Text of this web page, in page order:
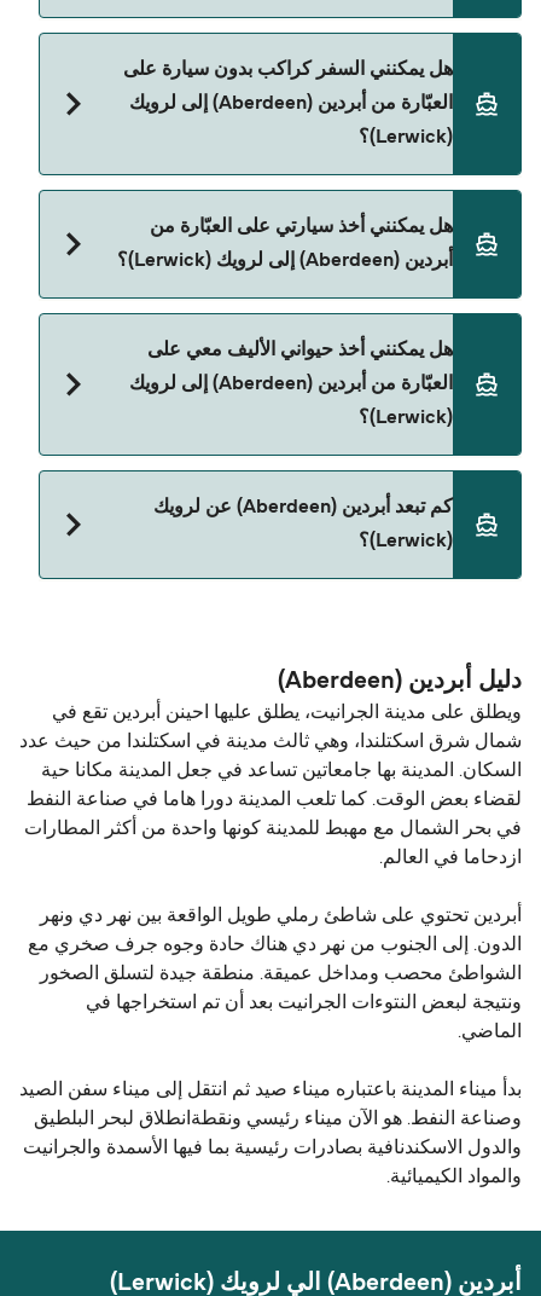
صفحة العروض لمعرفة أحدث التخفيضات.
هل يمكنني السفر كراكب بدون سيارة على
العبّارة من أبردين (Aberdeen) إلى لرویك
(Lerwick)؟
نعم، يمكنك السفر كراكب بدون سيارة من أبردين
(Aberdeen) إلى لرویك (Lerwick) مع:
هل يمكنني أخذ سيارتي على العبّارة من
أبردين (Aberdeen) إلى لرویك (Lerwick)؟
نعم، يمكنك السفر مع سيارتك على العبّارة من أبردين
Northlink Ferries
هل يمكنني أخذ حيواني الأليف معي على
العبّارة من أبردين (Aberdeen) إلى لرویك
(Lerwick)؟
نعم، الحيوانات الأليفة مسموح بها على العبّارة. قد تحتاج
إلى جواز سفر للحيوان. يرجى مراجعة تعليمات شركات
العبّارات بخصوص الحيوانات. حالياً يمكنك أخذ حيواناتك
الأليفة على العبّارة مع:
كم تبعد أبردين (Aberdeen) عن لرویك
(Lerwick)؟
دليل أبردين (Aberdeen)
ويطلق على مدينة الجرانيت، يطلق عليها احينن أبردين تقع في
شمال شرق اسكتلندا، وهي ثالث مدينة في اسكتلندا من حيث عدد
السكان. المدينة بها جامعاتين تساعد في جعل المدينة مكانا حية
لقضاء بعض الوقت. كما تلعب المدينة دورا هاما في صناعة النفط
في بحر الشمال مع مهبط للمدينة كونها واحدة من أكثر المطارات
ازدحاما في العالم.
أبردين تحتوي على شاطئ رملي طويل الواقعة بين نهر دي ونهر
الدون. إلى الجنوب من نهر دي هناك حادة وجوه جرف صخري مع
الشواطئ محصب ومداخل عميقة. منطقة جيدة لتسلق الصخور
ونتيجة لبعض النتوءات الجرانيت بعد أن تم استخراجها في
الماضي.
بدأ ميناء المدينة باعتباره ميناء صيد ثم انتقل إلى ميناء سفن الصيد
وصناعة النفط. هو الآن ميناء رئيسي ونقطةانطلاق لبحر البلطيق
والدول الاسكندنافية بصادرات رئيسية بما فيها الأسمدة والجرانيت
والمواد الكيميائية.
أبردين (Aberdeen) الي لرویك (Lerwick)